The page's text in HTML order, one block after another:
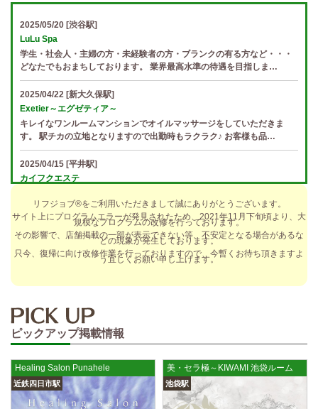
2025/05/20 [渋谷駅]
LuLu Spa
学生・社会人・主婦の方・未経験者の方・ブランクの有る方など・・・
どなたでもおまちしております。 業界最高水準の待遇を目指しま…
2025/04/22 [新大久保駅]
Exetier～エグゼティア～
キレイなワンルームマンションでオイルマッサージをしていただきま
す。 駅チカの立地となりますので出勤時もラクラク♪ お客様も品…
2025/04/15 [平井駅]
カイフクエステ
り♪ 日給5万円以上可！人によっては10万円も★ 全額日払い＆…
2025/04/14
[小倉駅]
The Ritz cache (ザ リッツ カシェ)
歩合率・RANK昇格制度 給与保証・アリバイ対策・送迎など、 快適なお
sirena (シレーナ) 春日井ルーム
制服あり、ノルマ、罰金なし 高額報酬が稼げるだけでなく、高待遇や手
厚い福利厚生を完備しております！ぜひご活用ください♪ 指名…
2025/04/12[伏見駅]
sirena (シレーナ) 錦ルーム
制服あり、ノルマ、罰金なし 高額報酬が稼げるだけでなく、高待遇や手
リフジョブ®をご利用いただきまして誠にありがとうございます。
サイト上にプログラムエラーが発見されたため、2021年11月下旬頃より、大
規模なプログラムの改修を行っております。
その影響で、店舗掲載の一部が表示できない等、不安定となる場合があるな
どの現象が発生しております。
只今、復帰に向け改修作業を行っておりますので、今暫くお待ち頂きますよ
う宜しくお願い申し上げます。
ピックアップ掲載情報
Healing Salon Punahele
近鉄四日市駅
美・セラ極～KIWAMI 池袋ルーム
池袋駅